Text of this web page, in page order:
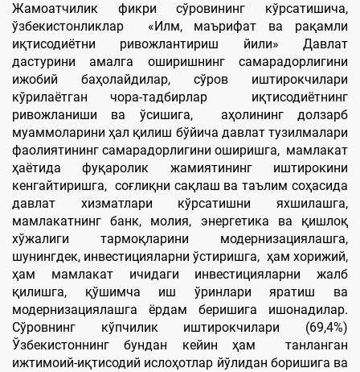
Жамоатчилик фикри сўровининг кўрсатишича,
ўзбекистонликлар «Илм, маърифат ва рақамли
иқтисодиётни ривожлантириш йили» Давлат
дастурини амалга оширишнинг самарадорлигини
ижобий баҳолайдилар, сўров иштирокчилари
кўрилаётган чора-тадбирлар иқтисодиётнинг
ривожланиши ва ўсишига, аҳолининг долзарб
муаммоларини ҳал қилиш бўйича давлат тузилмалари
фаолиятининг самарадорлигини оширишга, мамлакат
ҳаётида фуқаролик жамиятининг иштирокини
кенгайтиришга, соғлиқни сақлаш ва таълим соҳасида
давлат хизматлари кўрсатишни яхшилашга,
мамлакатнинг банк, молия, энергетика ва қишлоқ
хўжалиги тармоқларини модернизациялашга,
шунингдек, инвестицияларни ўстиришга, ҳам хорижий,
ҳам мамлакат ичидаги инвестицияларни жалб
қилишга, қўшимча иш ўринлари яратиш ва
модернизациялашга ёрдам беришига ишонадилар.
Сўровнинг кўпчилик иштирокчилари (69,4%)
Ўзбекистоннинг бундан кейин ҳам танланган
ижтимоий-иқтисодий ислоҳотлар йўлидан боришига ва